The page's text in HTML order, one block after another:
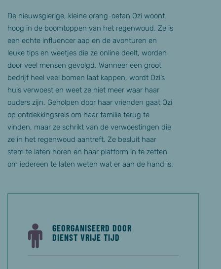
De nieuwsgierige, kleine orang-oetan Ozi woont
hoog in de boomtoppen van het regenwoud. Ze is
een echte influencer aap en de avonturen en
leuke tips en weetjes die ze online deelt, worden
door veel mensen gevolgd. Wanneer een groot
bedrijf heel veel bomen laat kappen, wordt Ozi’s
huis verwoest en weet ze niet meer waar haar
ouders zijn. Geholpen door haar vrienden gaat Ozi
op ontdekkingsreis om haar familie terug te
vinden, maar ze schrikt van de verwoestingen die
ze in het regenwoud aantreft. Ze besluit haar
stem te laten horen en haar platform in te zetten
om iedereen te laten weten wat er aan de hand is.
GEORGANISEERD DOOR
DIENST VRIJE TIJD